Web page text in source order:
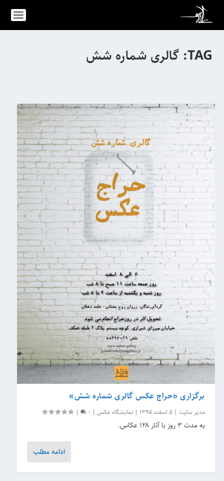
TAG: گالری شماره شش
برگزاری «حراج عکس گالری شماره شش»
مدیر سایت |5 اسفند 1395 |نمایشگاه عکس |
0
|
به مدت ۳ روز با آثار ۱۲۸ عکاس.
ادامه مطلب